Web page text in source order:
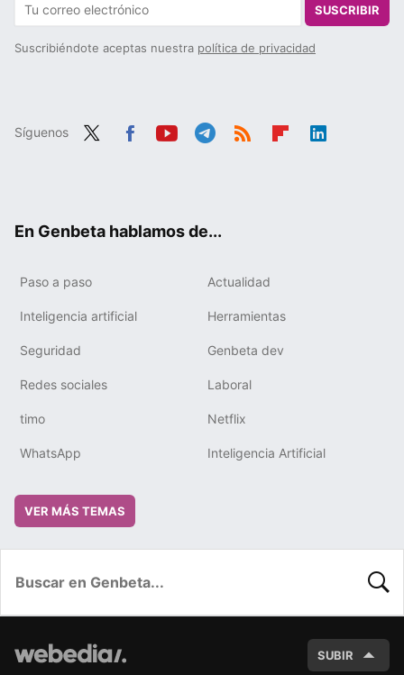
SUSCRIBIR
Suscribiéndote aceptas nuestra política de privacidad
Síguenos
En Genbeta hablamos de...
Paso a paso Actualidad
Inteligencia artificial Herramientas
Seguridad Genbeta dev
Redes sociales Laboral
timo Netflix
WhatsApp Inteligencia Artificial
VER MÁS TEMAS
SUBIR